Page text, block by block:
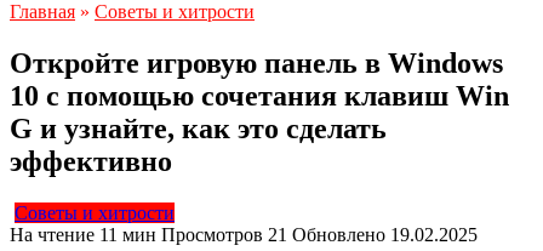
Главная » Советы и хитрости
Откройте игровую панель в Windows
10 с помощью сочетания клавиш Win
G и узнайте, как это сделать
эффективно
Советы и хитрости
На чтение 11 мин Просмотров 21 Обновлено 19.02.2025